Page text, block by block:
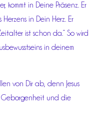
kommt in Deine Präsenz. Er
in Dein Herz. Er
ist schon da.“ So wird
in deinem
von Dir ab, denn Jesus
Geborgenheit und die